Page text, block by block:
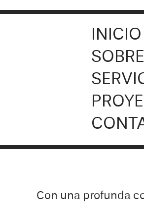
INICIO
Con una profunda